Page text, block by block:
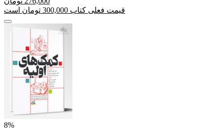
قیمت فعلی کتاب 300,000 تومان است
8%